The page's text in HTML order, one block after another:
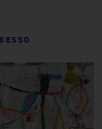
BESSO